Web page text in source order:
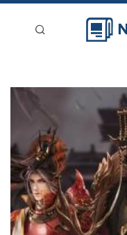
新聞稿分類
登入
刊登